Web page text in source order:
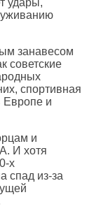
удары,
занавесом
советские
спортивная
Европе и
и
И хотя
х
спад из-за